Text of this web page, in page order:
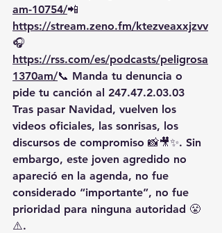
am-10754/📲
https://stream.zeno.fm/ktezveaxxjzvv
🎧
https://rss.com/es/podcasts/peligrosa
1370am/📞 Manda tu denuncia o
pide tu canción al 247.47.2.03.03
Tras pasar Navidad, vuelven los
videos oficiales, las sonrisas, los
discursos de compromiso 📸🎥✨. Sin
embargo, este joven agredido no
apareció en la agenda, no fue
considerado “importante”, no fue
prioridad para ninguna autoridad 😤
⚠️.